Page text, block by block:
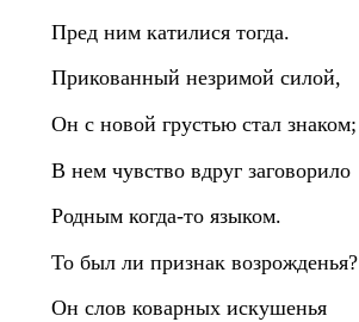
Пред ним катилися тогда.
Прикованный незримой силой,
Он с новой грустью стал знаком;
В нем чувство вдруг заговорило
Родным когда-то языком.
То был ли признак возрожденья?
Он слов коварных искушенья